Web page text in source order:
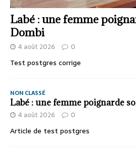
Labé : une femme
Dombi
4 août 2026 0
Test postgres corrige
NON CLASSÉ
Labé : une femme poignarde
4 août 2026 0
Article de test postgres